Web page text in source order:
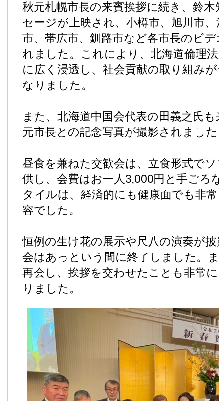
秋元札幌市長の来賓挨拶に続き、鈴
セージが上映され、小樽市、旭川市
市、帯広市、釧路市など各市長のビ
れました。これにより、北海道倫理
に広く浸透し、社会貢献の取り組み
なりました。
また、北海道中国会代表の田義之氏
元市長との記念写真が撮影されまし
昼食を兼ねた交歓会は、立食形式で
供し、会費はお一人3,000円と手ごろ
タイルは、経済的にも健康面でも非
容でした。
恒例の生け花の展示や尺八の演奏が
会はあっという間に終了しました。
再会し、挨拶を交わせたことも非常
りました。